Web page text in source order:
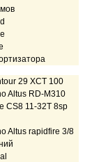
29 XCT 100
Altus RD-M310
CS8 11-32T 8sp
Altus rapidfire 3/8